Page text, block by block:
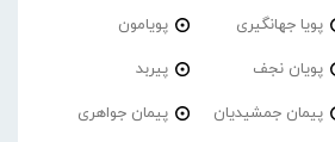
پویا جهانگیری پویامون
پویان نجف پیربد
پیمان جمشیدیان پیمان جواهری